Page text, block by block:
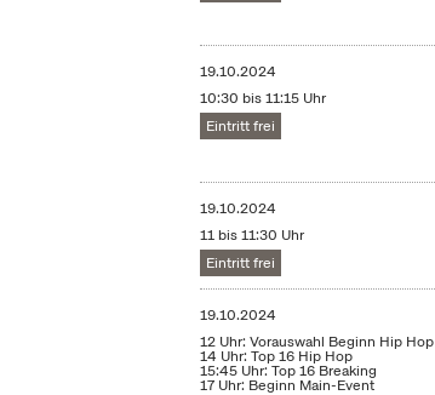
19.10.2024
10:30 bis 11:15 Uhr
Eintritt frei
19.10.2024
11 bis 11:30 Uhr
Eintritt frei
19.10.2024
12 Uhr: Vorauswahl Beginn Hip Hop
14 Uhr: Top 16 Hip Hop
15:45 Uhr: Top 16 Breaking
17 Uhr: Beginn Main-Event